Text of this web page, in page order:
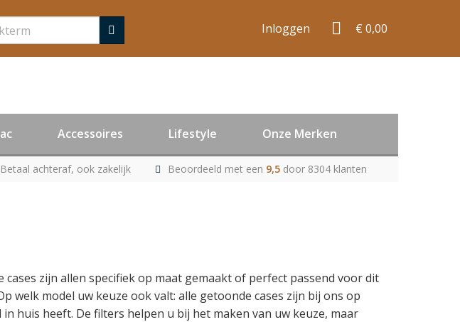
Inloggen € 0,00
Accessoires Lifestyle Onze Merken
Betaal achteraf, ook zakelijk Beoordeeld met een 9,5 door 8304 klanten
zijn allen specifiek op maat gemaakt of perfect passend voor dit
welk model uw keuze ook valt: alle getoonde cases zijn bij ons op
huis heeft. De filters helpen u bij het maken van uw keuze, maar